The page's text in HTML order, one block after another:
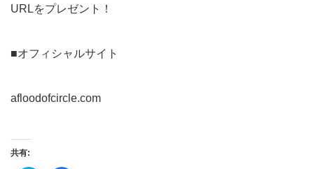
URLをプレゼント！
■オフィシャルサイト
afloodofcircle.com
共有: